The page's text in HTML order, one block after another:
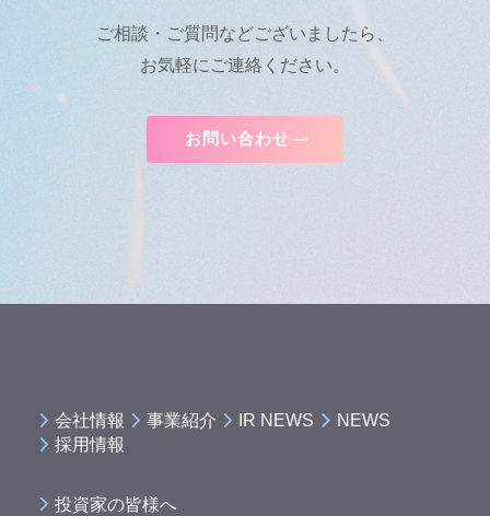
ご相談・ご質問などございましたら、
お気軽にご連絡ください。
お問い合わせ
会社情報 事業紹介 IR NEWS
NEWS
採用情報
投資家の皆様へ